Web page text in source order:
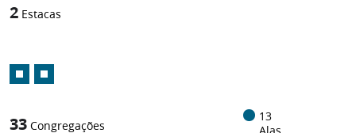
2 Estacas
33 Congregações
13